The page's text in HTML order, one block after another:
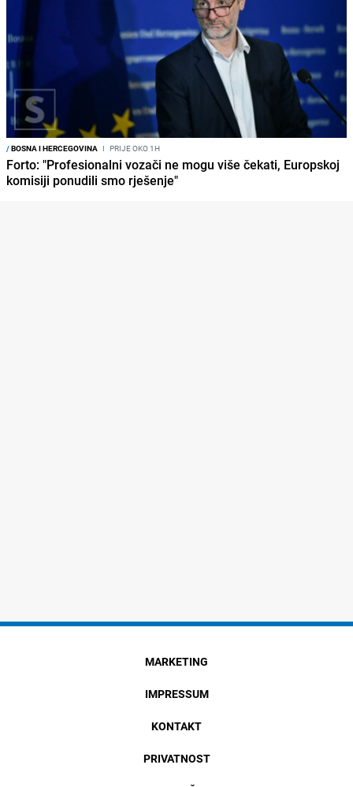
/BOSNA I HERCEGOVINA I PRIJE OKO 1H
Forto: "Profesionalni vozači ne mogu više čekati, Europskoj
komisiji ponudili smo rješenje"
MARKETING
IMPRESSUM
KONTAKT
PRIVATNOST